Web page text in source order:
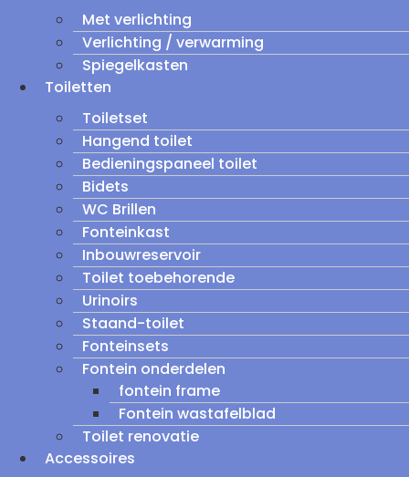
Met verlichting
Verlichting / verwarming
Spiegelkasten
Toiletten
Toiletset
Hangend toilet
Bedieningspaneel toilet
Bidets
WC Brillen
Fonteinkast
Inbouwreservoir
Toilet toebehorende
Urinoirs
Staand-toilet
Fonteinsets
Fontein onderdelen
fontein frame
Fontein wastafelblad
Toilet renovatie
Accessoires